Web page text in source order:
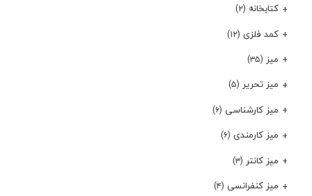
کتابخانه (۲)
کمد فلزی (۱۲)
میز (۳۵)
میز تحریر (۵)
میز کارشناسی (۶)
میز کارمندی (۶)
میز کانتر (۳)
میز کنفرانسی (۴)